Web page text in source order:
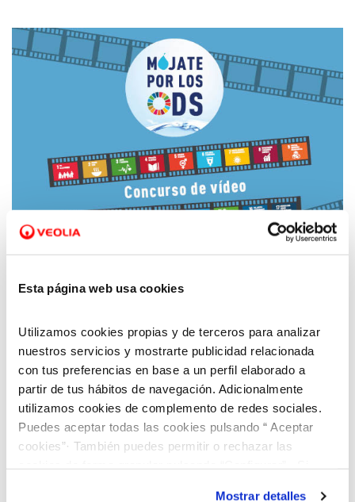
Esta página web usa cookies
Utilizamos cookies propias y de terceros para analizar
nuestros servicios y mostrarte publicidad relacionada
con tus preferencias en base a un perfil elaborado a
partir de tus hábitos de navegación. Adicionalmente
utilizamos cookies de complemento de redes sociales.
Puedes aceptar todas las cookies pulsando “ Aceptar
cookies”· También puedes permitir o rechazar las
Mostrar detalles
21 FEB 2020
concurso de vídeo de Aquara para contribuir